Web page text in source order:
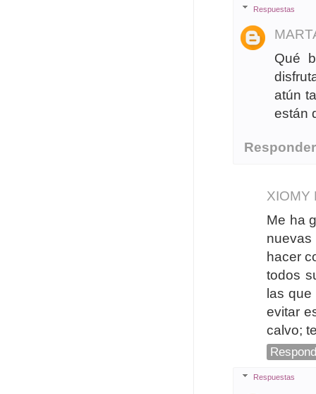
Respuestas
Qué
atún
están
Responder
XIOMY
Me ha
hacer
todos
las
evitar
calvo;
Respuestas